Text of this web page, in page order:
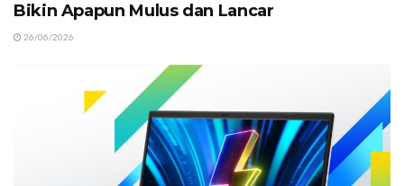
Bikin Apapun Mulus dan Lancar
26/06/2026